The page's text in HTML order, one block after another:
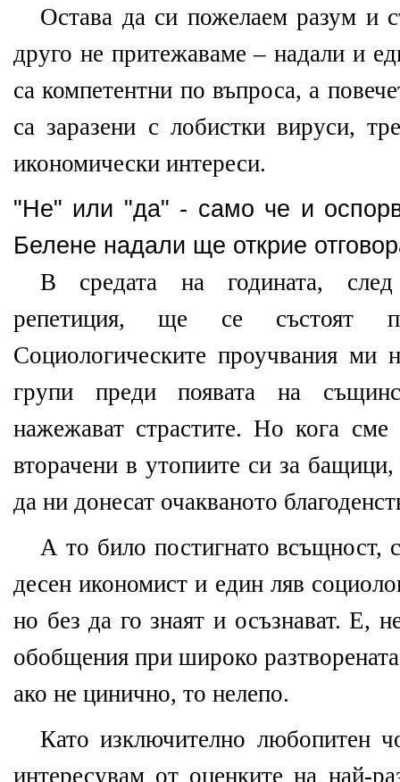
Остава да си пожелаем разум и
друго не притежаваме – надали и
са компетентни по въпроса, а
са заразени с лобистки вируси,
икономически интереси.
"Не" или "да" - само че и
Белене надали ще открие
В средата на годината, след
репетиция, ще се състоят
Социологическите проучвания ми
групи преди появата на
нажежават страстите. Но кога сме
вторачени в утопиите си за
да ни донесат очакваното
А то било постигнато всъщност,
десен икономист и един ляв
но без да го знаят и осъзнават. Е,
обобщения при широко
ако не цинично, то нелепо.
Като изключително любопитен
интересувам от оценките на най-